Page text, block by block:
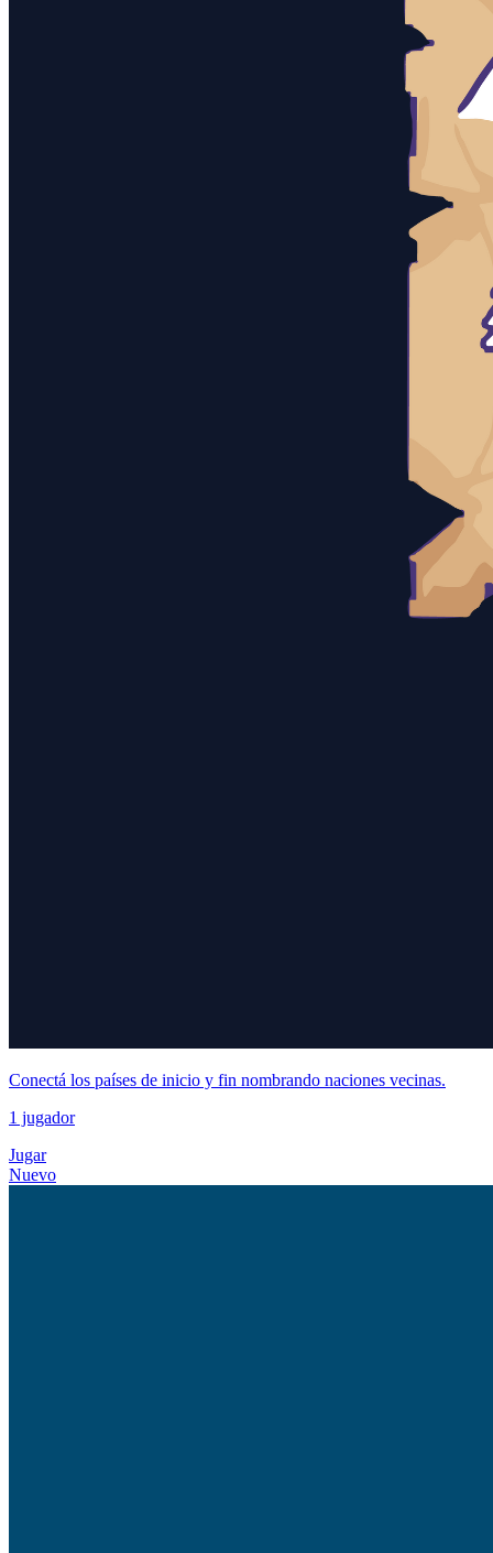
Conectá los países de inicio y fin nombrando naciones vecinas.
1 jugador
Jugar
Nuevo